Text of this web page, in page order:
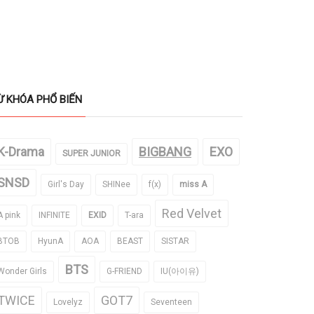
KHÓA PHỔ BIẾN
Drama SUPER JUNIOR BIGBANG EXO
Girl's Day SHINee f(x) miss A
pink INFINITE EXID T-ara Red Velvet
HyunA AOA BEAST SISTAR
Girls BTS G-FRIEND IU(아이유)
Lovelyz GOT7 Seventeen